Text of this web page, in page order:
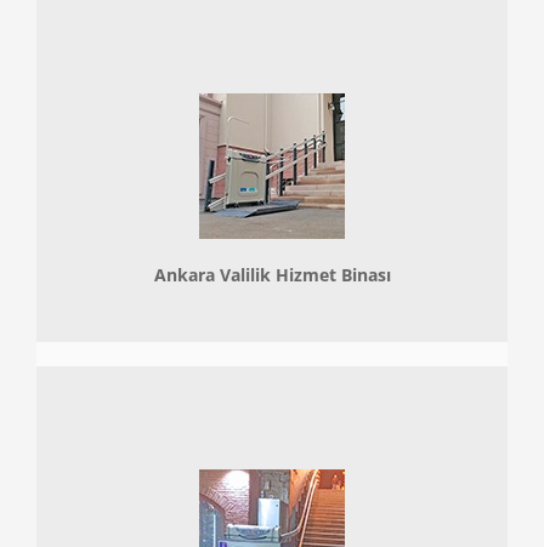
Ankara Valilik Hizmet Binası